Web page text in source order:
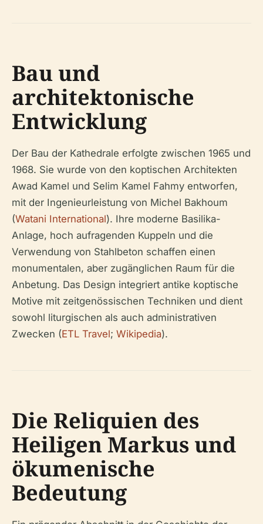
Bau und
architektonische
Entwicklung
Der Bau der Kathedrale erfolgte zwischen 1965 und
1968. Sie wurde von den koptischen Architekten
Awad Kamel und Selim Kamel Fahmy entworfen,
mit der Ingenieurleistung von Michel Bakhoum
(Watani International). Ihre moderne Basilika-
Anlage, hoch aufragenden Kuppeln und die
Verwendung von Stahlbeton schaffen einen
monumentalen, aber zugänglichen Raum für die
Anbetung. Das Design integriert antike koptische
Motive mit zeitgenössischen Techniken und dient
sowohl liturgischen als auch administrativen
Zwecken (ETL Travel; Wikipedia).
Die Reliquien des
Heiligen Markus und
ökumenische
Bedeutung